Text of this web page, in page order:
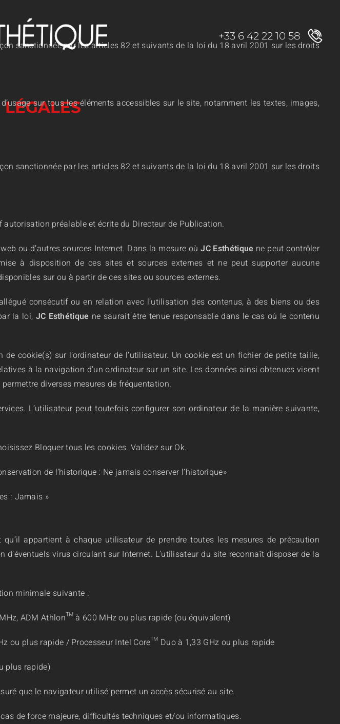
+33 6 42 22 10 58
sanctionnée par les articles 82 et suivants de la loi du 18 avril 2001 sur les droits
sur tous les éléments accessibles sur le site, notamment les textes, images,
sanctionnée par les articles 82 et suivants de la loi du 18 avril 2001 sur les droits
autorisation préalable et écrite du Directeur de Publication.
ou d’autres sources Internet. Dans la mesure oùJC Esthétique ne peut contrôler
à disposition de ces sites et sources externes et ne peut supporter aucune
sur ou à partir de ces sites ou sources externes.
consécutif ou en relation avec l’utilisation des contenus, à des biens ou des
la loi, JC Esthétique ne saurait être tenue responsable dans le cas où le contenu
de cookie(s) sur l’ordinateur de l’utilisateur. Un cookie est un fichier de petite taille,
à la navigation d’un ordinateur sur un site. Les données ainsi obtenues visent
diverses mesures de fréquentation.
L’utilisateur peut toutefois configurer son ordinateur de la manière suivante,
Bloquer tous les cookies. Validez sur Ok.
de l’historique : Ne jamais conserver l’historique»
: Jamais »
appartient à chaque utilisateur de prendre toutes les mesures de précaution
virus circulant sur Internet. L’utilisateur du site reconnaît disposer de la
minimale suivante :
ADM Athlon™ à 600 MHz ou plus rapide (ou équivalent)
ou plus rapide / Processeur Intel Core™ Duo à 1,33 GHz ou plus rapide
plus rapide)
que le navigateur utilisé permet un accès sécurisé au site.
de force majeure, difficultés techniques et/ou informatiques.